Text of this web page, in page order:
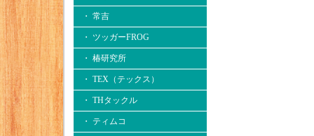
・ 常吉
・ ツッガーFROG
・ 椿研究所
・ TEX（テックス）
・ THタックル
・ ティムコ